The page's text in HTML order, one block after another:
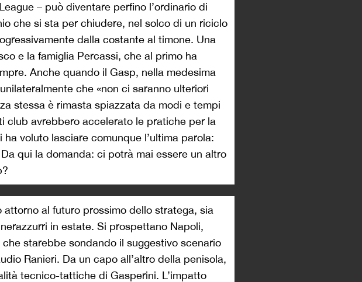
– può diventare perfino l’ordinario di
che si sta per chiudere, nel solco di un riciclo
dalla costante al timone. Una
e la famiglia Percassi, che al primo ha
Anche quando il Gasp, nella medesima
che «non ci saranno ulteriori
stessa è rimasta spiazzata da modi e tempi
club avrebbero accelerato le pratiche per la
voluto lasciare comunque l’ultima parola:
qui la domanda: ci potrà mai essere un altro
al futuro prossimo dello stratega, sia
in estate. Si prospettano Napoli,
starebbe sondando il suggestivo scenario
Ranieri. Da un capo all’altro della penisola,
tecnico-tattiche di Gasperini. L’impatto